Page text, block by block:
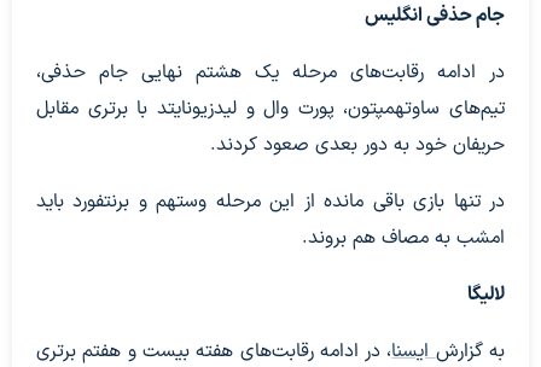
جام حذفی انگلیس
در ادامه رقابت‌های مرحله یک هشتم نهایی جام حذفی،
تیم‌های ساوتهمپتون، پورت وال و لیدزیونایتد با برتری مقابل
حریفان خود به دور بعدی صعود کردند.
در تنها بازی باقی مانده از این مرحله وستهم و برنتفورد باید
امشب به مصاف هم بروند.
لالیگا
به گزارشایسنا، در ادامه رقابت‌های هفته بیست و هفتم برتری